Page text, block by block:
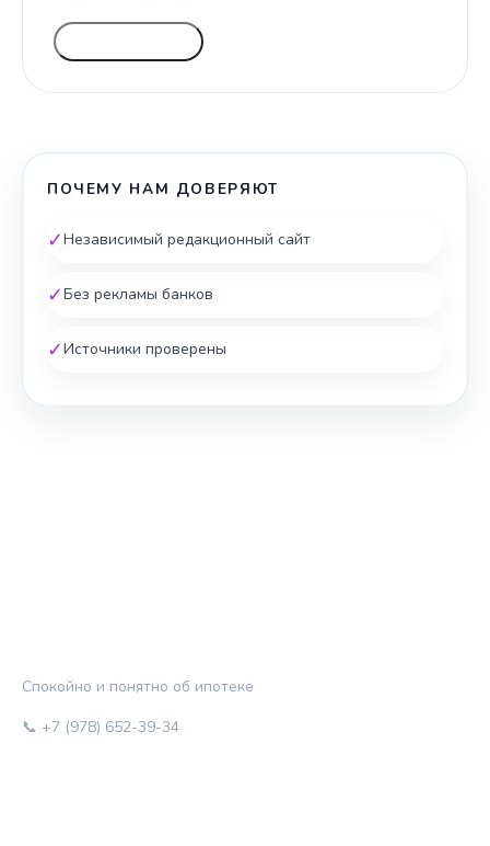
ПОЧЕМУ НАМ ДОВЕРЯЮТ
✓Независимый редакционный сайт
✓Без рекламы банков
✓Источники проверены
Спокойно и понятно об ипотеке
📞 +7 (978) 652-39-34